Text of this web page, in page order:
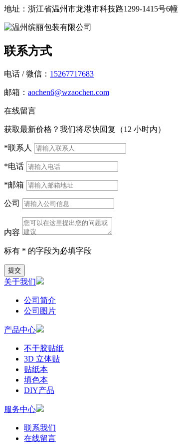
地址： 浙江省温州市龙港市科技路1299-1415号6幢
联系方式
电话 / 微信： 15267717683
邮箱： aochen6@wzaochen.com
在线留言
获取最新价格？我们将尽快回复（12 小时内）
*联系人
*电话
*邮箱
公司
内容
标有 * 的字段为必填字段
提交
关于我们
公司简介
公司图片
产品中心
不干胶贴纸
3D 立体贴
贴纸本
填色本
DIY产品
服务中心
联系我们
在线留言